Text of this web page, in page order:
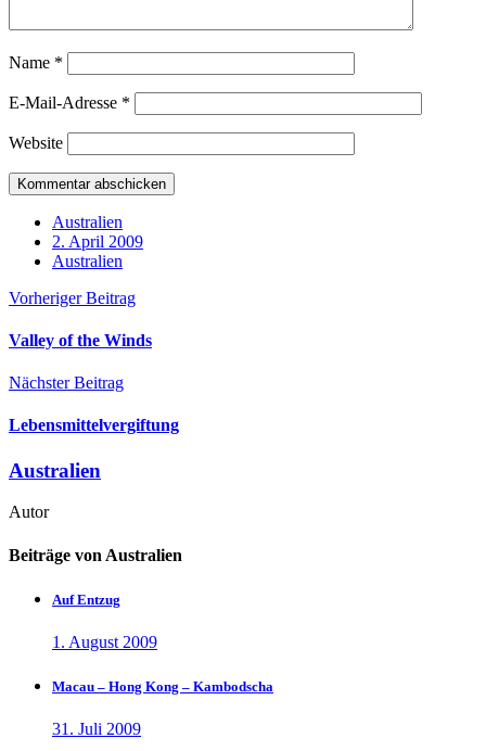
Name *
E-Mail-Adresse *
Website
Australien
2. April 2009
Australien
Vorheriger Beitrag
Valley of the Winds
Nächster Beitrag
Lebensmittelvergiftung
Australien
Autor
Beiträge von Australien
Auf Entzug
1. August 2009
Macau – Hong Kong – Kambodscha
31. Juli 2009